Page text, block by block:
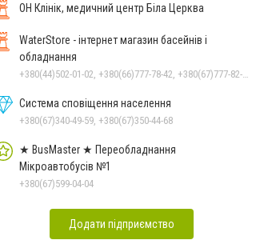
ОН Клінік, медичний центр Біла Церква
WaterStore - інтернет магазин басейнів і
обладнання
Система сповіщення населення
+380(67)340-49-59, +380(67)350-44-68
★ BusMaster ★ Переобладнання
Мікроавтобусів №1
+380(67)599-04-04
Додати підприємство